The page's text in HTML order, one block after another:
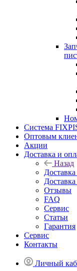
Система
Оптовым
Акции
Доставка и
Назад
Отзывы
FAQ
Сервис
Статьи
Гарантия
Сервис
Контакты
Личный